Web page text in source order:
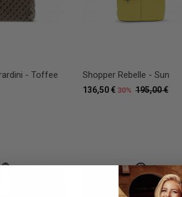
- Toffee Shopper Rebelle - Sun
195,00 €
136,50 € 30%